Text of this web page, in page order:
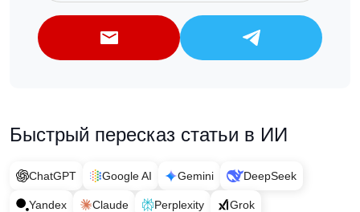
Быстрый пересказ статьи в ИИ
ChatGPT Google AI Gemini DeepSeek
Yandex Claude Perplexity Grok